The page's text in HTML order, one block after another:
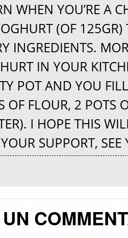
WHEN YOU’RE A
(OF
INGREDIENTS.
IN YOUR
POT AND YOU
OF FLOUR, 2 POTS
I HOPE THIS
SUPPORT, SEE